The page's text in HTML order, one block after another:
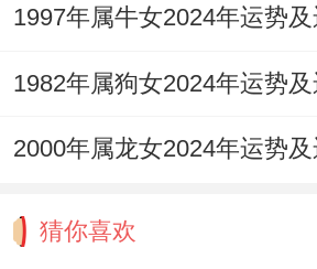
言语锋芒得罪人，桃花运势
月是凭借真才实学提升价值
感付诸方法。
寅午戌三合火局于月令得成
猜你喜欢